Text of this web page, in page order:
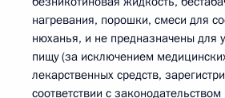
нагревания, порошки, смеси для
нюханья, и не предназначены для
пищу (за исключением
лекарственных средств,
соответствии с